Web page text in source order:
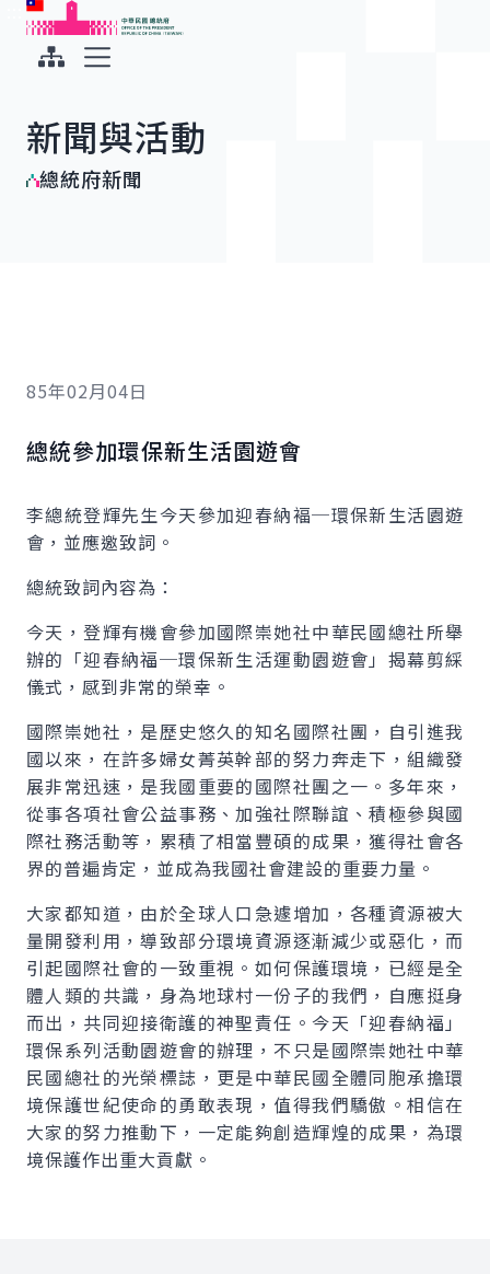
跳到主要內容
中華民國總統府
新聞與活動
總統府新聞
85年02月04日
總統參加環保新生活園遊會
李總統登輝先生今天參加迎春納褔─環保新生活園遊
會，並應邀致詞。
總統致詞內容為：
今天，登輝有機會參加國際崇她社中華民國總社所舉
辦的「迎春納福─環保新生活運動園遊會」揭幕剪綵
儀式，感到非常的榮幸。
國際崇她社，是歷史悠久的知名國際社團，自引進我
國以來，在許多婦女菁英幹部的努力奔走下，組織發
展非常迅速，是我國重要的國際社團之一。多年來，
從事各項社會公益事務、加強社際聯誼、積極參與國
際社務活動等，累積了相當豐碩的成果，獲得社會各
界的普遍肯定，並成為我國社會建設的重要力量。
大家都知道，由於全球人口急遽增加，各種資源被大
量開發利用，導致部分環境資源逐漸減少或惡化，而
引起國際社會的一致重視。如何保護環境，已經是全
體人類的共識，身為地球村一份子的我們，自應挺身
而出，共同迎接衛護的神聖責任。今天「迎春納福」
環保系列活動園遊會的辦理，不只是國際崇她社中華
民國總社的光榮標誌，更是中華民國全體同胞承擔環
境保護世紀使命的勇敢表現，值得我們驕傲。相信在
大家的努力推動下，一定能夠創造輝煌的成果，為環
境保護作出重大貢獻。